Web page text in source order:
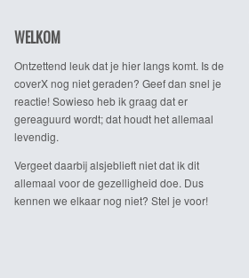
WELKOM
Ontzettend leuk dat je hier langs komt. Is de
coverX nog niet geraden? Geef dan snel je
reactie! Sowieso heb ik graag dat er
gereaguurd wordt; dat houdt het allemaal
levendig.
Vergeet daarbij alsjeblieft niet dat ik dit
allemaal voor de gezelligheid doe. Dus
kennen we elkaar nog niet? Stel je voor!